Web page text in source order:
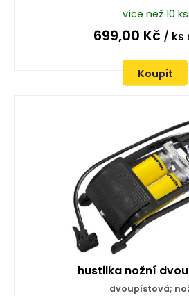
více než 10 ks
699,00 Kč/ ks
Koupit
hustilka nožní
dvoupístová;